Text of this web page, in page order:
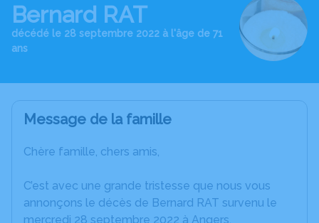
Bernard RAT
décédé le 28 septembre 2022 à l'âge de 71
ans
Message de la famille
Chère famille, chers amis,
C’est avec une grande tristesse que nous vous
annonçons le décès de Bernard RAT survenu le
mercredi 28 septembre 2022 à Angers.